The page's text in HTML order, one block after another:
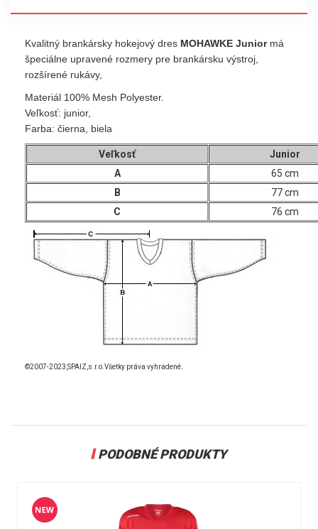
Kvalitný brankársky hokejový dres MOHAWKE Juniormá
špeciálne upravené rozmery pre brankársku výstroj,
rozšírené rukávy,
Materiál 100% Mesh Polyester.
Veľkosť: junior,
Farba: čierna, biela
Veľkosť
Junior
A
65 cm
B
77 cm
C
76 cm
©2007-2023,SPAIZ,s.r.o.Všetky práva vyhradené
PODOBNÉ PRODUKTY